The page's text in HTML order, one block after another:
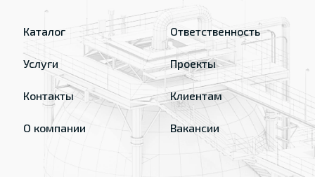
Каталог
Услуги
Контакты
О компании
Ответственность
Проекты
Клиентам
Вакансии